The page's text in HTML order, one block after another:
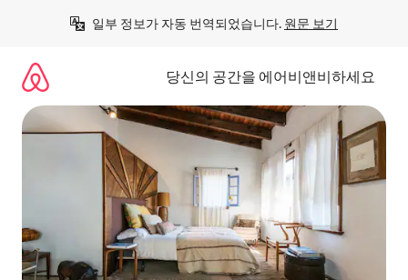
일부 정보가 자동 번역되었습니다. 원문 보기
당신의 공간을 에어비앤비하세요